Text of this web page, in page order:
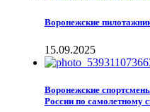
Воронежские
15.09.2025
Воронежские
России по самолетному